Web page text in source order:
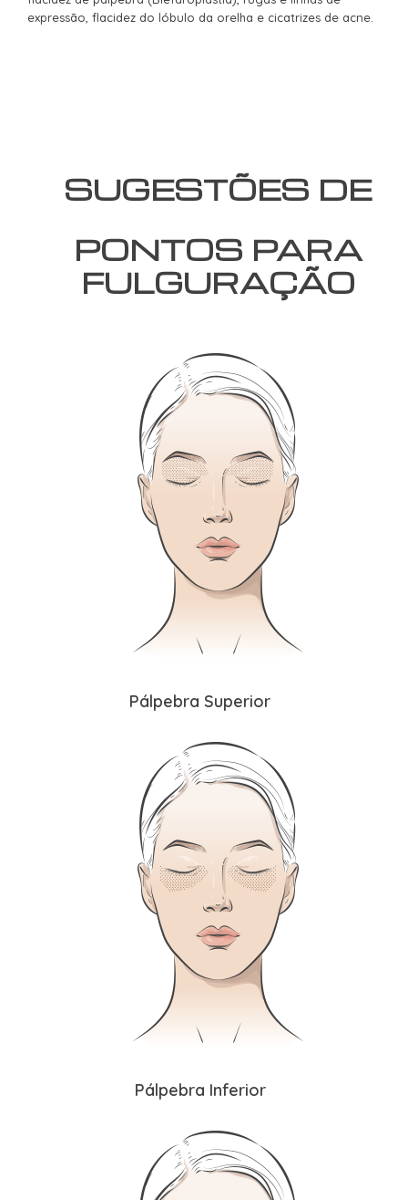
expressão, flacidez do lóbulo da orelha e cicatrizes de acne.
SUGESTÕES DE
PONTOS PARA
FULGURAÇÃO
Pálpebra Superior
Pálpebra Inferior